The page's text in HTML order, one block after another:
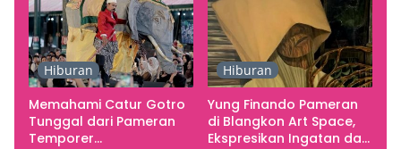
Hiburan
Memahami Catur Gotro
Tunggal dari Pameran
Temporer
Hiburan
Yung Finando Pameran
di Blangkon Art Space,
Ekspresikan Ingatan dan